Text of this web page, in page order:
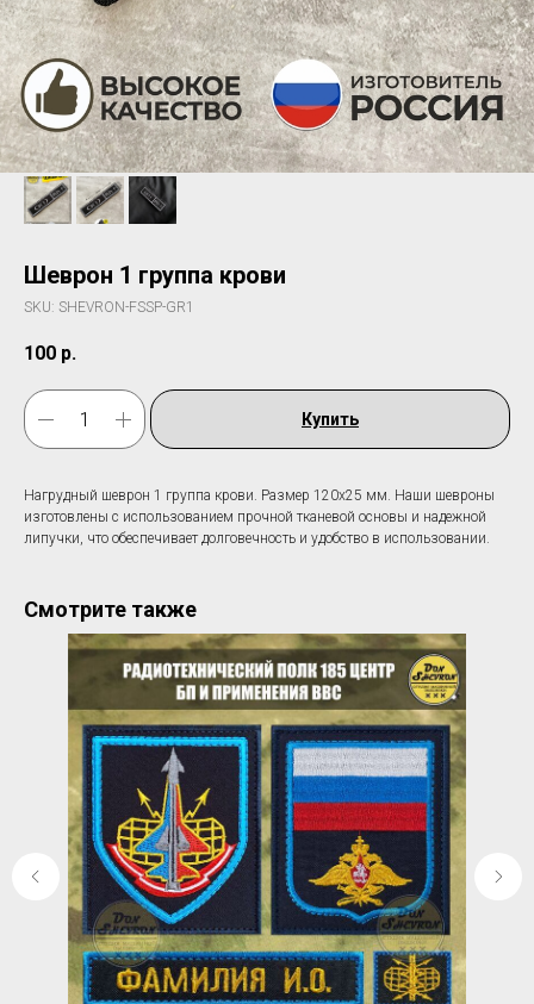
Шеврон 1 группа крови
SKU: SHEVRON-FSSP-GR1
100 р.
Купить
Нагрудный шеврон 1 группа крови. Размер 120х25 мм. Наши шевроны
изготовлены с использованием прочной тканевой основы и надежной
липучки, что обеспечивает долговечность и удобство в использовании.
Смотрите также